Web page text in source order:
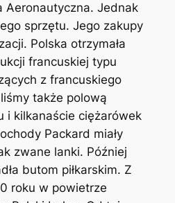
Aeronautyczna. Jednak
sprzętu. Jego zakupy
Polska otrzymała
francuskiej typu
z francuskiego
także polową
i kilkanaście ciężarówek
Packard miały
zwane lanki. Później
butom piłkarskim. Z
roku w powietrze